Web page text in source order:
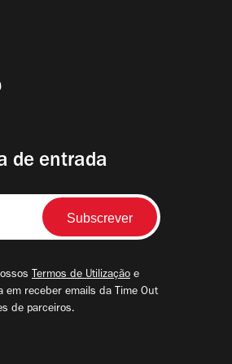
de entrada
Termos de Utilização e
em receber emails da Time Out
de parceiros.